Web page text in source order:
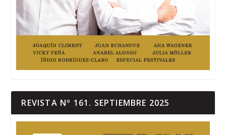
REVISTA Nº 161. SEPTIEMBRE 2025